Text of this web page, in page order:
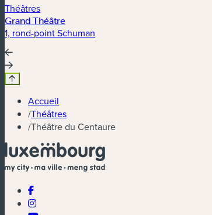
Théâtres
Grand Théâtre
1, rond-point Schuman
Accueil
/Théâtres
/Théâtre du Centaure